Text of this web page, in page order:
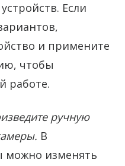
Если
и примените
чтобы
работе.
ручную
В
можно изменять